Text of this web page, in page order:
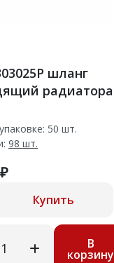
шланг
радиатора
50 шт.
98 шт.
Купить
В
корзину